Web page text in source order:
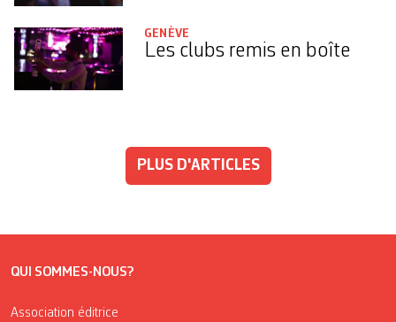
GENÈVE
Les clubs remis en boîte
PLUS D'ARTICLES
QUI SOMMES-NOUS?
Association éditrice